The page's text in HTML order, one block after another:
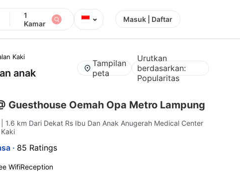
1
Kamar
⌄ Masuk | Daftar
Kaki
anak
Tampilan
peta
Urutkan
berdasarkan:
Popularitas
Guesthouse Oemah Opa Metro Lampung
| 1.6 km Dari Dekat Rs Ibu Dan Anak Anugerah Medical Center
· 85 Ratings
WifiReception